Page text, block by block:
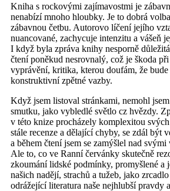
Kniha s rockovými zajímavostmi je
nenabízí mnoho hloubky. Je to dobrá
zábavnou četbu. Autorovo líčení jejího
nuancované, zachycuje intenzitu a vášeň
I když byla zpráva knihy nesporně
čtení poněkud nesrovnalý, což je škoda
vyprávění, kritika, kterou doufám, že bude
konstruktivní zpětné vazby.
Když jsem listoval stránkami, nemohl
smutku, jako vybledlé světlo cz hvězdy.
v této knize procházely komplexitou svých
stále recenze a dělající chyby, se zdál být
a během čtení jsem se zamýšlel nad
Ale to, co ve Ranní červánky skutečně
zkoumání lidské podmínky, promyšlené a
našich nadějí, strachů a tužeb, jako
odrážející literatura naše nejhlubší pravdy